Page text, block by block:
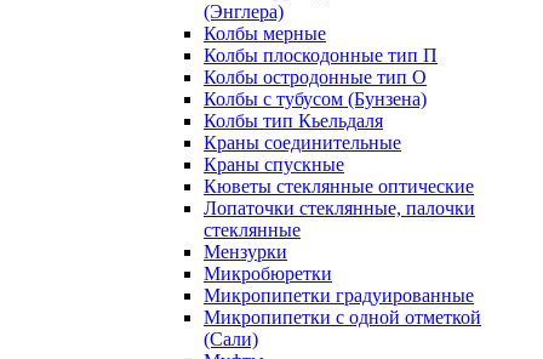
(Энглера)
Колбы мерные
Колбы плоскодонные тип П
Колбы остродонные тип О
Колбы с тубусом (Бунзена)
Колбы тип Кьельдаля
Краны соединительные
Краны спускные
Кюветы стеклянные оптические
Лопаточки стеклянные, палочки
стеклянные
Мензурки
Микробюретки
Микропипетки градуированные
Микропипетки с одной отметкой
(Сали)